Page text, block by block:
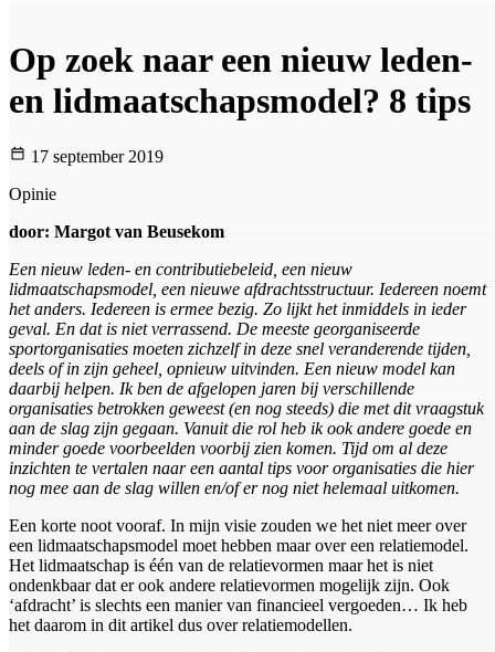
Op zoek naar een nieuw leden-
en lidmaatschapsmodel? 8 tips
17 september 2019
Opinie
door: Margot van Beusekom
Een nieuw leden- en contributiebeleid, een nieuw
lidmaatschapsmodel, een nieuwe afdrachtsstructuur. Iedereen noemt
het anders. Iedereen is ermee bezig. Zo lijkt het inmiddels in ieder
geval. En dat is niet verrassend. De meeste georganiseerde
sportorganisaties moeten zichzelf in deze snel veranderende tijden,
deels of in zijn geheel, opnieuw uitvinden. Een nieuw model kan
daarbij helpen. Ik ben de afgelopen jaren bij verschillende
organisaties betrokken geweest (en nog steeds) die met dit vraagstuk
aan de slag zijn gegaan. Vanuit die rol heb ik ook andere goede en
minder goede voorbeelden voorbij zien komen. Tijd om al deze
inzichten te vertalen naar een aantal tips voor organisaties die hier
nog mee aan de slag willen en/of er nog niet helemaal uitkomen.
Een korte noot vooraf. In mijn visie zouden we het niet meer over
een lidmaatschapsmodel moet hebben maar over een relatiemodel.
Het lidmaatschap is één van de relatievormen maar het is niet
ondenkbaar dat er ook andere relatievormen mogelijk zijn. Ook
‘afdracht’ is slechts een manier van financieel vergoeden… Ik heb
het daarom in dit artikel dus over relatiemodellen.